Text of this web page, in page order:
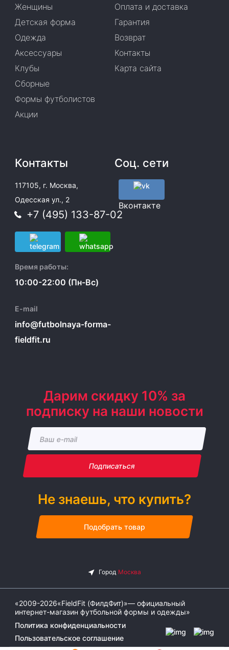
Женщины
Детская форма
Одежда
Аксессуары
Клубы
Сборные
Формы футболистов
Акции
Оплата и доставка
Гарантия
Возврат
Контакты
Карта сайта
Контакты
117105, г. Москва,
Одесская ул., 2
+7 (495) 133-87-02
Время работы:
10:00-22:00 (Пн-Вс)
E-mail
info@futbolnaya-forma-
fieldfit.ru
Соц. сети
Вконтакте
Дарим скидку 10% за
подписку на наши новости
Подписаться
Не знаешь, что купить?
Подобрать товар
«2009-2026«FieldFit (ФилдФит)»— официальный
интернет-магазин футбольной формы и одежды»
Политика конфиденциальности
Пользовательское соглашение